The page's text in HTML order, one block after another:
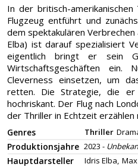
In der britisch-
Flugzeug entführt und
dem spektakulären Verbrechen
Elba) ist darauf spezialisiert
eigentlich bringt er sein
Wirtschaftsgeschäften
Cleverness einsetzen, um
retten. Die Strategie, die
hochriskant. Der Flug nach
der Thriller in Echtzeit erzählen
Genres Thriller
Produktionsjahre 2023 -
Hauptdarsteller Idris Elba,